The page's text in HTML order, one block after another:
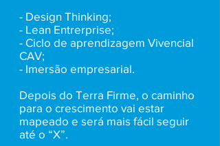
- Design Thinking;
- Lean Entrerprise;
- Ciclo de aprendizagem Vivencial
CAV;
- Imersão empresarial.
Depois do Terra Firme, o caminho
para o crescimento vai estar
mapeado e será mais fácil seguir
até o “X”.